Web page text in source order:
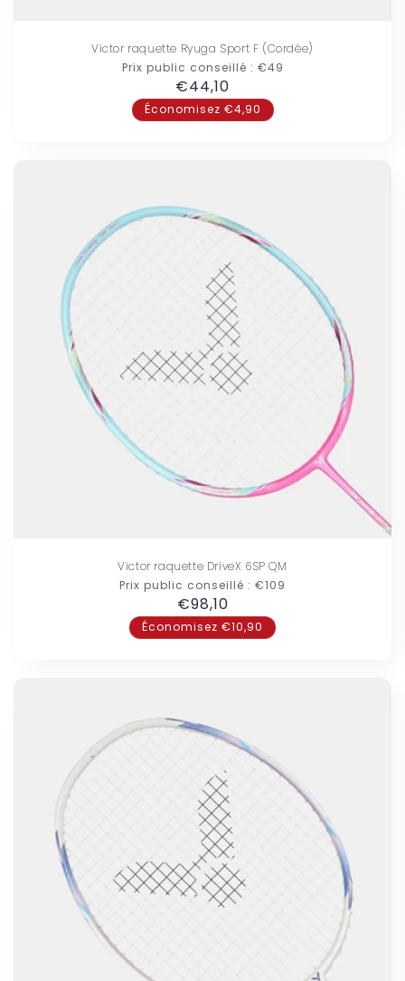
Victor raquette Ryuga Sport F (Cordée)
Prix public conseillé : €49
Prix
habituel
€44,10
Économisez €4,90
Victor raquette DriveX 6SP QM
Prix public conseillé : €109
Prix
habituel
€98,10
Économisez €10,90